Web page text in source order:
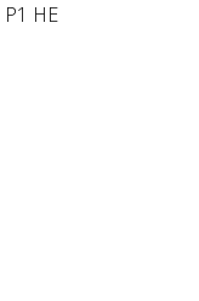
P1 HE